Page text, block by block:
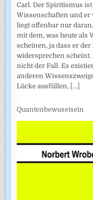
Carl. Der Spiritismus
Wissenschaften und er
liegt offenbar nur
mit dem, was heute als
scheinen, ja dass er
widersprechen
nicht der Fall. Es
anderen
Lücke ausfüllen, [...]
Quantenbewusstsein